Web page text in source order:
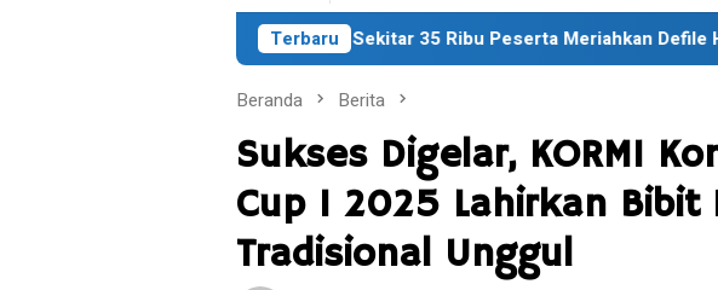
Terbaru
Sekitar 35 Ribu Peserta Meriahkan Defile HUT RI ke-81 di Konawe
Beranda Berita
Sukses Digelar, KORMI
Cup 1 2025 Lahirkan Bibit
Tradisional Unggul